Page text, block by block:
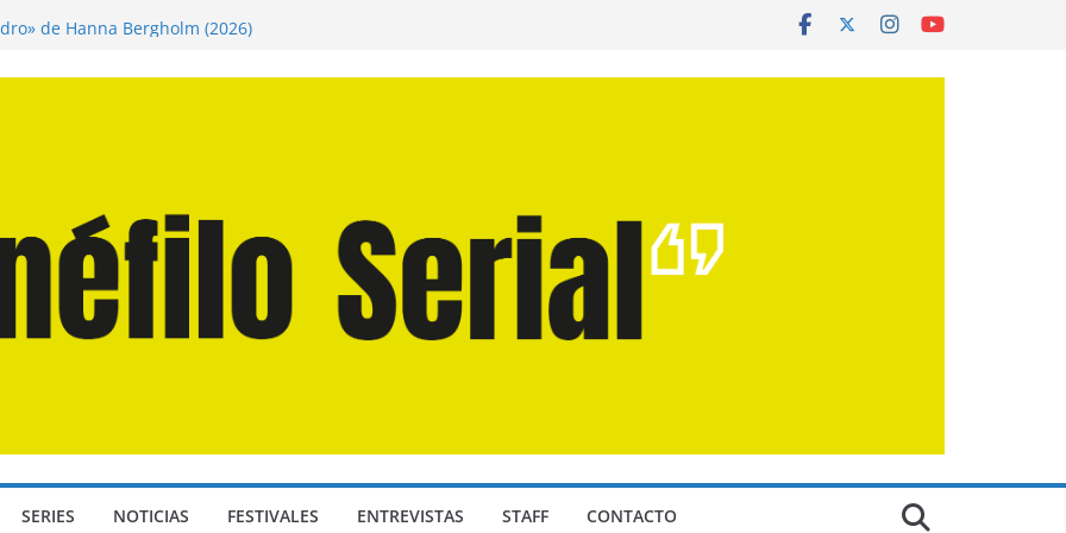
de Daniel Roher (2026)
de Hanna Bergholm (2026)
SERIES NOTICIAS FESTIVALES ENTREVISTAS STAFF CONTACTO